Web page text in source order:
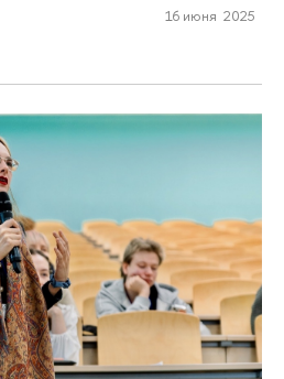
16 июня 2025